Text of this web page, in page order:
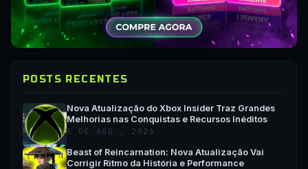
POSTS RECENTES
Nova Atualização do Xbox Insider Traz Grandes
Melhorias nas Conquistas e Recursos Inéditos
5 DE AGO., 2026
Beast of Reincarnation: Nova Atualização Vai
Corrigir Ritmo da História e Performance